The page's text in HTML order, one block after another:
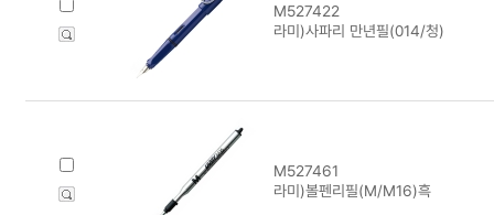
M527422
라미)사파리 만년필(014/청)
M527461
라미)볼펜리필(M/M16)흑